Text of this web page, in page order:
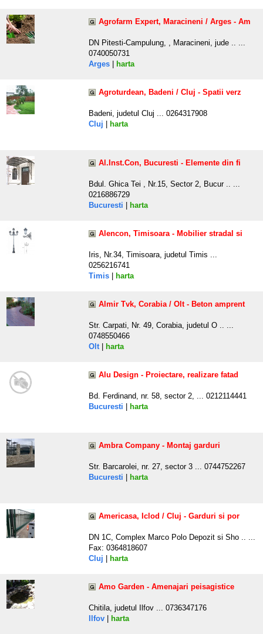
Agrofarm Expert, Maracineni / Arges - Am
DN Pitesti-Campulung, , Maracineni, jude .. ...
0740050731
Arges
harta
Agroturdean, Badeni / Cluj - Spatii verz
Badeni, judetul Cluj ... 0264317908
Cluj
harta
Al.Inst.Con, Bucuresti - Elemente din fi
Bdul. Ghica Tei , Nr.15, Sector 2, Bucur .. ...
0216886729
Bucuresti
harta
Alencon, Timisoara - Mobilier stradal si
Iris, Nr.34, Timisoara, judetul Timis ...
0256216741
Timis
harta
Almir Tvk, Corabia / Olt - Beton amprent
Str. Carpati, Nr. 49, Corabia, judetul O .. ...
0748550466
Olt| harta
Alu Design - Proiectare, realizare fatad
Bd. Ferdinand, nr. 58, sector 2, ... 0212114441
Bucuresti
harta
Ambra Company - Montaj garduri
Str. Barcarolei, nr. 27, sector 3 ... 0744752267
Bucuresti
harta
Americasa, Iclod / Cluj - Garduri si por
DN 1C, Complex Marco Polo Depozit si Sho .. ...
Fax: 0364818607
Cluj
harta
Amo Garden - Amenajari peisagistice
Chitila, judetul Ilfov ... 0736347176
Ilfov
harta